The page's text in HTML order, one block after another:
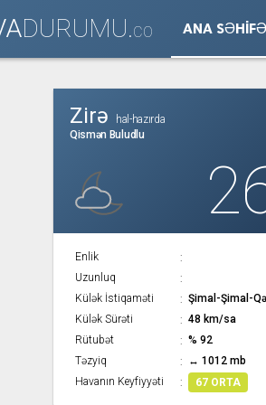
DURUMU.CO ANA SƏHIFƏ
Zirə
hal-hazırda
Qismən Buludlu
Enlik
Uzunluq
Külək İstiqaməti
Şimal-Şimal-
Külək Sürəti
48 km/sa
Rütubət
% 92
Təzyiq
↔ 1012 mb
Havanın Keyfiyyəti
67 ORTA